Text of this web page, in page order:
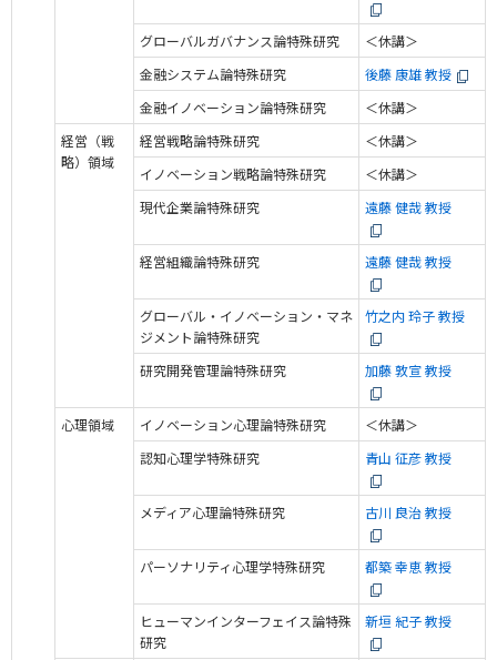
グローバルガバナンス論特殊研究
＜休講＞
金融システム論特殊研究
後藤 康雄 教授
金融イノベーション論特殊研究
＜休講＞
経営（戦
略）領域
経営戦略論特殊研究
＜休講＞
イノベーション戦略論特殊研究
＜休講＞
現代企業論特殊研究
遠藤 健哉 教授
経営組織論特殊研究 遠藤 健哉 教授
グローバル・イノベーション・マネ
ジメント論特殊研究
竹之内 玲子 教授
研究開発管理論特殊研究 加藤 敦宣 教授
心理領域 イノベーション心理論特殊研究
＜休講＞
認知心理学特殊研究
青山 征彦 教授
メディア心理論特殊研究 古川 良治 教授
パーソナリティ心理学特殊研究 都築 幸恵 教授
ヒューマンインターフェイス論特殊
研究
新垣 紀子 教授